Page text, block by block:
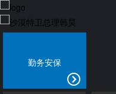
勤务安保